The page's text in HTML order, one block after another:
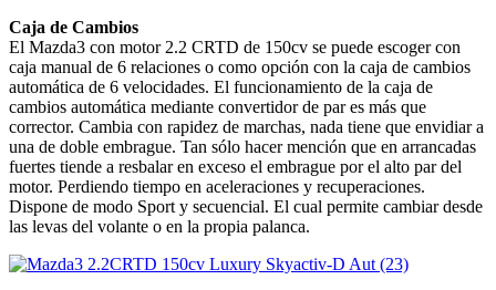
Caja de Cambios
El Mazda3 con motor 2.2 CRTD de 150cv se puede escoger con
caja manual de 6 relaciones o como opción con la caja de cambios
automática de 6 velocidades. El funcionamiento de la caja de
cambios automática mediante convertidor de par es más que
corrector. Cambia con rapidez de marchas, nada tiene que envidiar a
una de doble embrague. Tan sólo hacer mención que en arrancadas
fuertes tiende a resbalar en exceso el embrague por el alto par del
motor. Perdiendo tiempo en aceleraciones y recuperaciones.
Dispone de modo Sport y secuencial. El cual permite cambiar desde
las levas del volante o en la propia palanca.